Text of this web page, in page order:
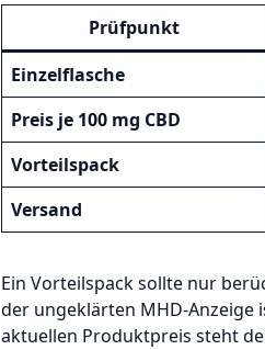
Prüfpunkt
Einzelflasche
Preis je 100 mg CBD
Vorteilspack
Versand
Ein Vorteilspack sollte nur
der ungeklärten MHD-Anzeige
aktuellen Produktpreis steht